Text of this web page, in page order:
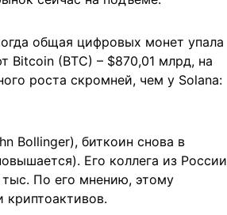
общая цифровых монет упала
Bitcoin (BTC) – $870,01 млрд, на
роста скромней, чем у Solana:
Bollinger), биткоин снова в
Его коллега из России
По его мнению, этому
криптоактивов.